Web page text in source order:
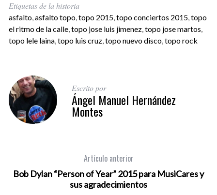
Etiquetas de la historia
asfalto,asfalto topo,topo 2015,topo conciertos 2015,topo
el ritmo de la calle,topo jose luis jimenez,topo jose martos,
topo lele laina,topo luis cruz,topo nuevo disco,topo rock
Escrito por
Ángel Manuel Hernández
Montes
Artículo anterior
Bob Dylan “Person of Year” 2015 para MusiCares y
sus agradecimientos